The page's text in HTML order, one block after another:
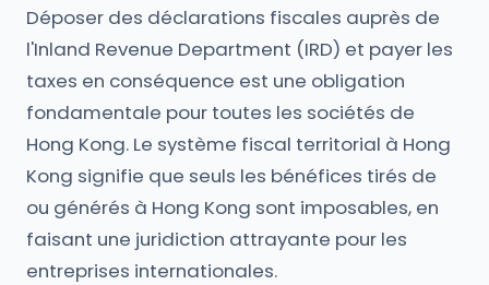
Déposer des déclarations fiscales auprès de
l'Inland Revenue Department (IRD) et payer les
taxes en conséquence est une obligation
fondamentale pour toutes les sociétés de
Hong Kong. Le système fiscal territorial à Hong
Kong signifie que seuls les bénéfices tirés de
ou générés à Hong Kong sont imposables, en
faisant une juridiction attrayante pour les
entreprises internationales.